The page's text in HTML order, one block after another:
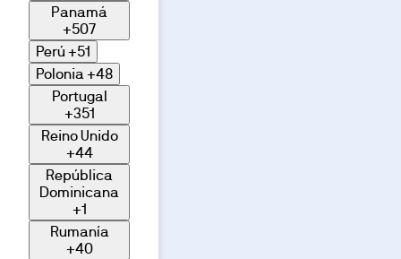
Panamá
+507
Perú +51
Polonia+48
Portugal
+351
Reino Unido
+44
República
Dominicana
+1
Rumanía
+40